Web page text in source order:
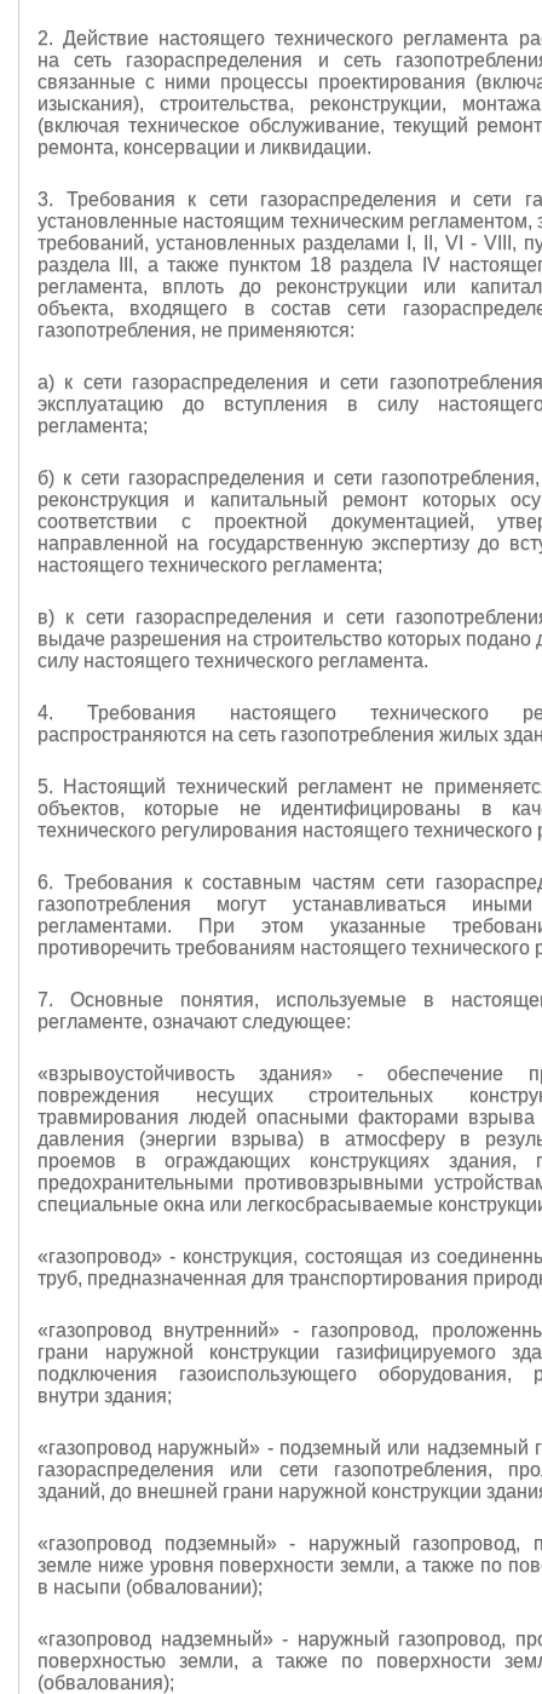
2. Действие настоящего технического регламента
на сеть газораспределения и сеть
связанные с ними процессы проектирования
изыскания), строительства, реконструкции,
(включая техническое обслуживание, текущий
ремонта, консервации и ликвидации.
3. Требования к сети газораспределения и сети
установленные настоящим техническим регламентом,
требований, установленных разделами I, II, VI - VIII,
раздела III, а также пунктом 18 раздела IV
регламента, вплоть до реконструкции или
объекта, входящего в состав сети
газопотребления, не применяются:
а) к сети газораспределения и сети
эксплуатацию до вступления в силу настоящего
регламента;
б) к сети газораспределения и сети газопотребления,
реконструкция и капитальный ремонт которых
соответствии с проектной документацией,
направленной на государственную экспертизу до
настоящего технического регламента;
в) к сети газораспределения и сети
выдаче разрешения на строительство которых подано
силу настоящего технического регламента.
4. Требования настоящего технического
распространяются на сеть газопотребления жилых
5. Настоящий технический регламент не
объектов, которые не идентифицированы в
технического регулирования настоящего технического
6. Требования к составным частям сети
газопотребления могут устанавливаться иными
регламентами. При этом указанные
противоречить требованиям настоящего технического
7. Основные понятия, используемые в
регламенте, означают следующее:
«взрывоустойчивость здания» - обеспечение
повреждения несущих строительных
травмирования людей опасными факторами взрыва
давления (энергии взрыва) в атмосферу в
проемов в ограждающих конструкциях здания,
предохранительными противовзрывными
специальные окна или легкосбрасываемые
«газопровод» - конструкция, состоящая из
труб, предназначенная для транспортирования
«газопровод внутренний» - газопровод,
грани наружной конструкции газифицируемого
подключения газоиспользующего оборудования,
внутри здания;
«газопровод наружный» - подземный или надземный
газораспределения или сети газопотребления,
зданий, до внешней грани наружной конструкции
«газопровод подземный» - наружный газопровод,
земле ниже уровня поверхности земли, а также по
в насыпи (обваловании);
«газопровод надземный» - наружный газопровод,
поверхностью земли, а также по поверхности
(обвалования);